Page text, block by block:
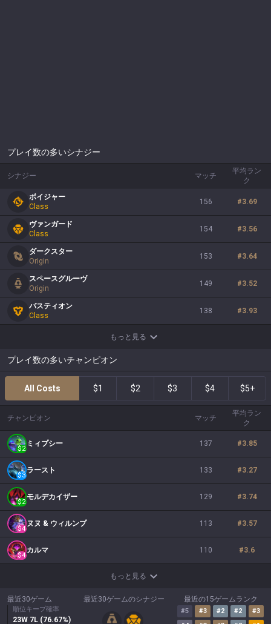
プレイ数の多いシナジー
シナジー マッチ
平均ラン
ク
ボイジャー
Class
156 #3.69
ヴァンガード
Class
154 #3.56
ダークスター
Origin
153 #3.64
スペースグルーヴ
Origin
149 #3.52
バスティオン
Class
138 #3.93
もっと見る
プレイ数の多いチャンピオン
All Costs $1 $2 $3 $4 $5+
チャンピオン マッチ
平均ラン
ク
$2
ミィプシー 137 #3.85
$3
ラースト 133 #3.27
$2
モルデカイザー 129 #3.74
$4
ヌヌ & ウィルンプ 113 #3.57
$4
カルマ 110 #3.6
もっと見る
最近30ゲーム
順位キープ確率
23W 7L (76.67%)
最近30ゲームのシナジー 最近の15ゲームランク
#5 #3 #2 #2 #3